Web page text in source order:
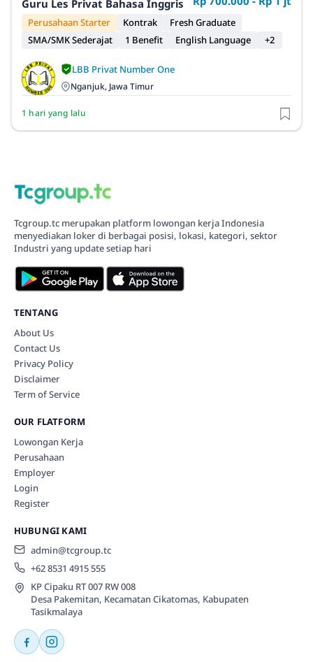
Guru Les Privat Bahasa Inggris
Perusahaan Starter Kontrak
Fresh Graduate
SMA/SMK Sederajat
1 Benefit English Language +2
LBB Privat Number One
Nganjuk, Jawa Timur
1 hari yang lalu
Tcgroup.tc merupakan platform lowongan kerja Indonesia
menyediakan loker di berbagai posisi, lokasi, kategori, sektor
Industri yang update setiap hari
TENTANG
About Us
Contact Us
Privacy Policy
Disclaimer
Term of Service
OUR FLATFORM
Lowongan Kerja
Perusahaan
Employer
Login
Register
HUBUNGI KAMI
admin@tcgroup.tc
+62 8531 4915 555
KP Cipaku RT 007 RW 008
Desa Pakemitan, Kecamatan Cikatomas, Kabupaten
Tasikmalaya